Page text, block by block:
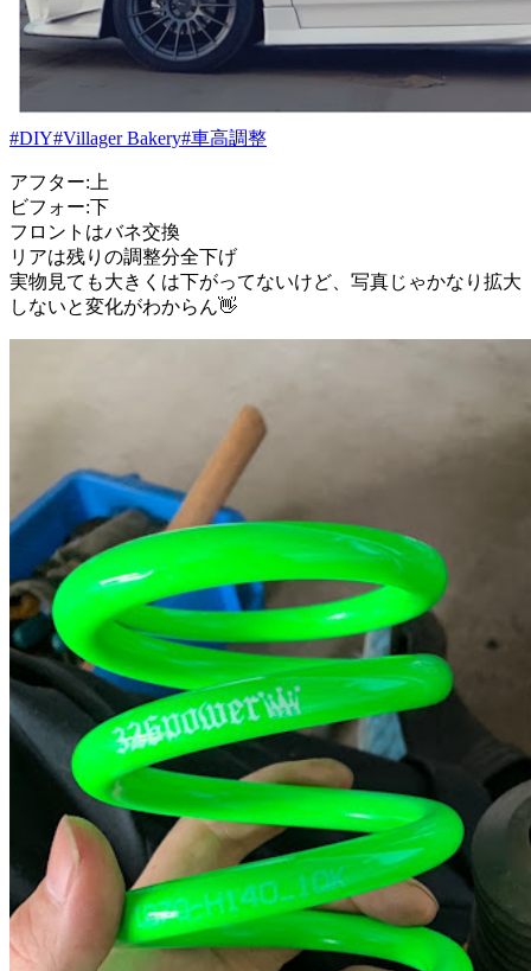
#DIY#Villager Bakery#車高調整
アフター:上
ビフォー:下
フロントはバネ交換
リアは残りの調整分全下げ
実物見ても大きくは下がってないけど、写真じゃかなり拡大
しないと変化がわからん👋